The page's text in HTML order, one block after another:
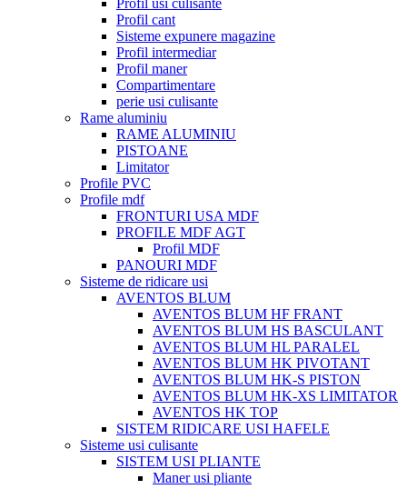
Profil usi culisante
Profil cant
Sisteme expunere magazine
Profil intermediar
Profil maner
Compartimentare
perie usi culisante
Rame aluminiu
RAME ALUMINIU
PISTOANE
Limitator
Profile PVC
Profile mdf
FRONTURI USA MDF
PROFILE MDF AGT
Profil MDF
PANOURI MDF
Sisteme de ridicare usi
AVENTOS BLUM
AVENTOS BLUM HF FRANT
AVENTOS BLUM HS BASCULANT
AVENTOS BLUM HL PARALEL
AVENTOS BLUM HK PIVOTANT
AVENTOS BLUM HK-S PISTON
AVENTOS BLUM HK-XS LIMITATOR
AVENTOS HK TOP
SISTEM RIDICARE USI HAFELE
Sisteme usi culisante
SISTEM USI PLIANTE
Maner usi pliante